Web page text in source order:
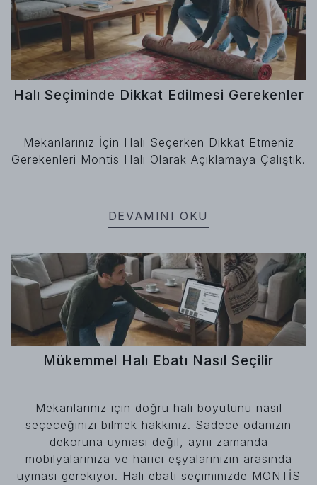
Halı Seçiminde Dikkat Edilmesi Gerekenler
Mekanlarınız İçin Halı Seçerken Dikkat Etmeniz
Gerekenleri Montis Halı Olarak Açıklamaya Çalıştık.
DEVAMINI OKU
Mükemmel Halı Ebatı Nasıl Seçilir
Mekanlarınız için doğru halı boyutunu nasıl
seçeceğinizi bilmek hakkınız. Sadece odanızın
dekoruna uyması değil, aynı zamanda
mobilyalarınıza ve harici eşyalarınızın arasında
uyması gerekiyor. Halı ebatı seçiminizde MONTİS